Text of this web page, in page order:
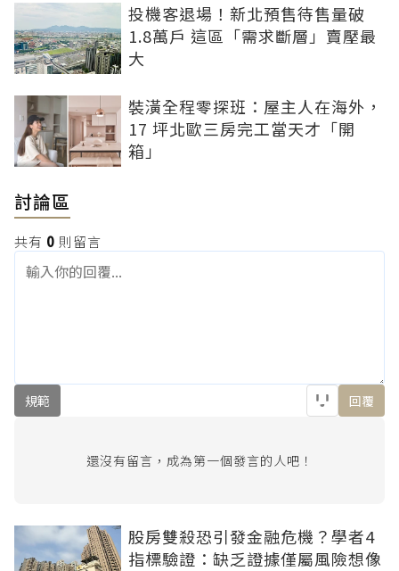
投機客退場！新北預售待售量破
1.8萬戶 這區「需求斷層」賣壓最
大
裝潢全程零探班：屋主人在海外，
17 坪北歐三房完工當天才「開
箱」
討論區
共有 0 則留言
規範 回覆
還沒有留言，成為第一個發言的人吧！
股房雙殺恐引發金融危機？學者4
指標驗證：缺乏證據僅屬風險想像